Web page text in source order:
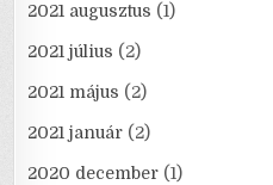
2021 augusztus (1)
2021 július (2)
2021 május (2)
2021 január (2)
2020 december (1)